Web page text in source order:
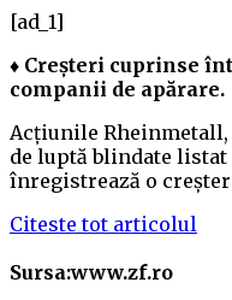
[ad_1]
♦ Creşteri cuprinse
companii de apărare.
Acţiunile
de luptă blindate
înregistrează o
Citeste tot articolul
Sursa:www.zf.ro